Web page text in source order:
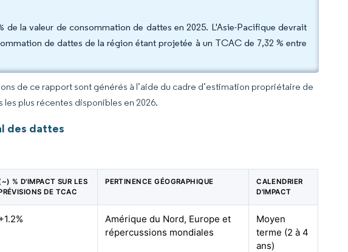
de la valeur de consommation de dattes en 2025. L'Asie-Pacifique devrait
de dattes de la région étant projetée à un TCAC de 7,32 % entre
de ce rapport sont générés à l’aide du cadre d’estimation propriétaire de
plus récentes disponibles en 2026.
des dattes
% D'IMPACT SUR LES
DE TCAC
PERTINENCE GÉOGRAPHIQUE
CALENDRIER
D'IMPACT
Amérique du Nord, Europe et
répercussions mondiales
Moyen
terme (2 à 4
ans)